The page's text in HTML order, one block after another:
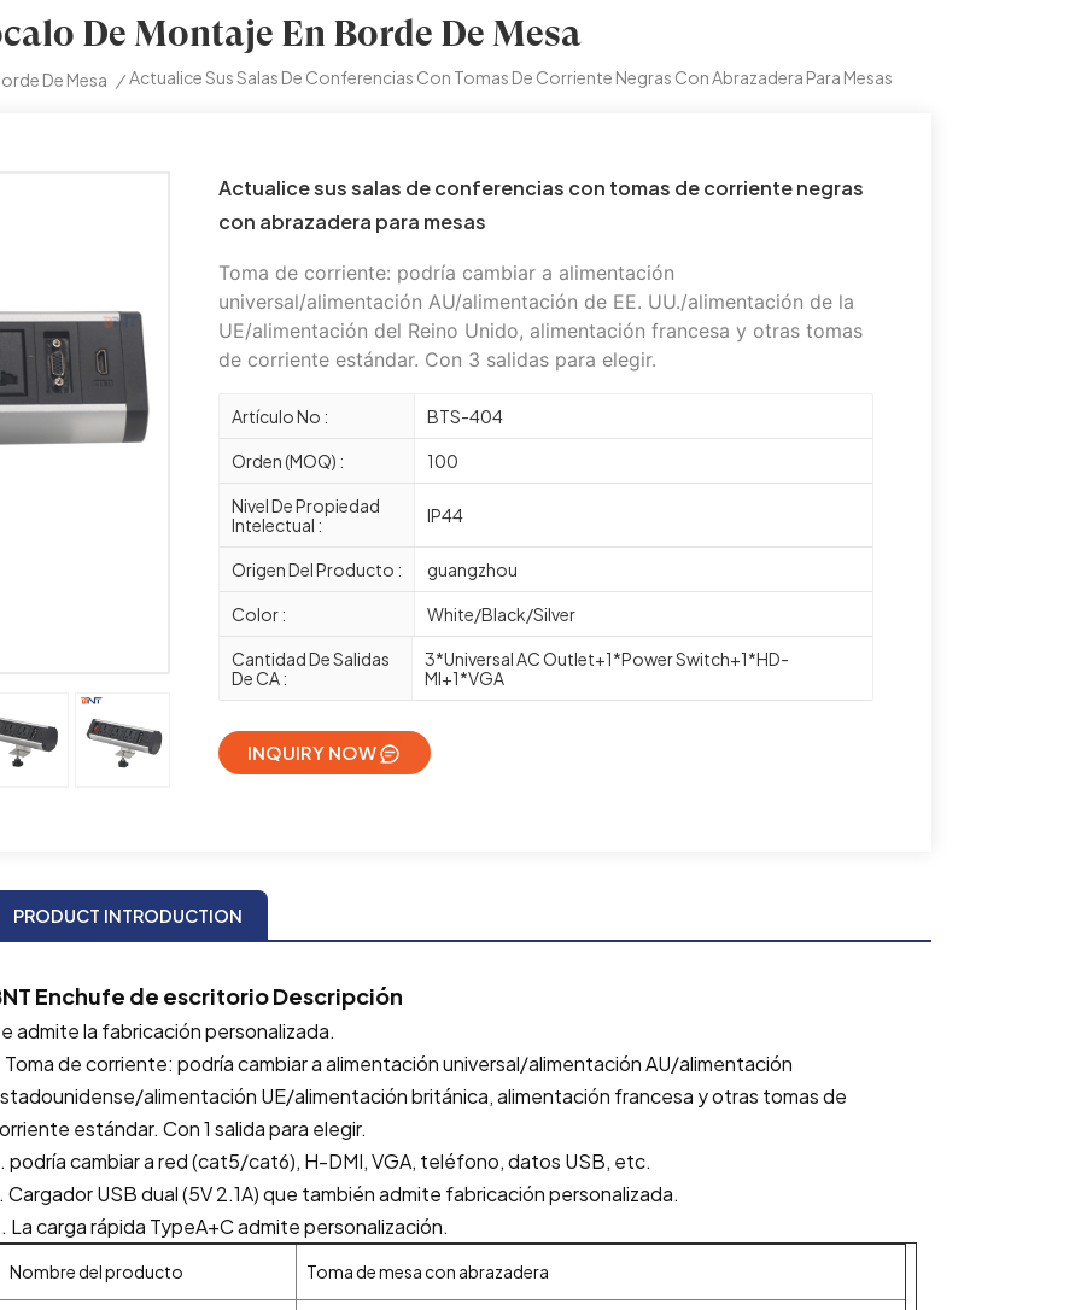
De Montaje En Borde De Mesa
De Mesa / Actualice Sus Salas De Conferencias Con Tomas De Corriente Negras Con Abrazadera Para Mesas
Actualice sus salas de conferencias con tomas de corriente negras
con abrazadera para mesas
Toma de corriente: podría cambiar a alimentación
universal/alimentación AU/alimentación de EE. UU./alimentación de la
UE/alimentación del Reino Unido, alimentación francesa y otras tomas
de corriente estándar. Con 3 salidas para elegir.
Artículo No : BTS-404
Orden (MOQ) : 100
Nivel De Propiedad
Intelectual :
IP44
Origen Del Producto : guangzhou
Color : White/Black/Silver
Cantidad De Salidas
De CA :
3*Universal AC Outlet+1*Power Switch+1*HD-
MI+1*VGA
INQUIRY NOW
PRODUCT INTRODUCTION
Enchufe de escritorioDescripción
admite la fabricación personalizada.
Toma de corriente: podría cambiar a alimentación universal/alimentación AU/alimentación
alimentación UE/alimentación británica, alimentación francesa y otras tomas de
estándar. Con 1 salida para elegir.
podría cambiar a red (cat5/cat6), H-DMI, VGA, teléfono, datos USB, etc.
Cargador USB dual (5V 2.1A) que también admite fabricación personalizada.
La carga rápida TypeA+C admite personalización.
Nombre del producto Toma de mesa con abrazadera